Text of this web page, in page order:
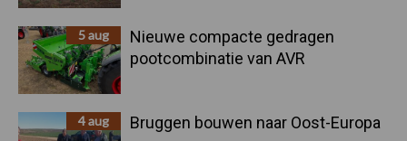
5 aug
Nieuwe compacte gedragen
pootcombinatie van AVR
4 aug Bruggen bouwen naar Oost-Europa